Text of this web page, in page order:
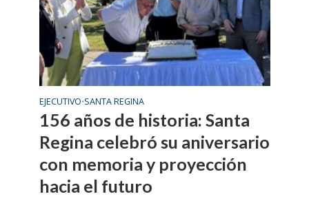
EJECUTIVO•SANTA REGINA
156 años de historia: Santa
Regina celebró su aniversario
con memoria y proyección
hacia el futuro